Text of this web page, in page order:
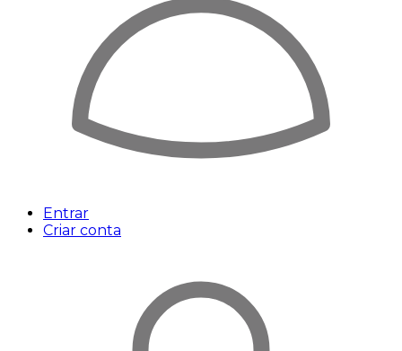
Entrar
Criar conta